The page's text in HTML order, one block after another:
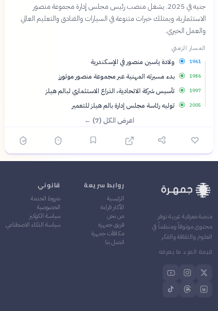
جنيه في 2025. يشغل منصب رئيس مجلس إدارة مجموعة منصور
الاستثمارية، ويمتلك خبرات متنوعة في السيارات والفنادق والتعليم العالي
والعمل الخيري.
المسار الزمني
1961 ولادة ياسين منصور في الإسكندرية
1986 بدء مسيرته المهنية عبر مجموعة منصور موتورز
1997 تأسيس شركة الاتحادية، الذراع الاستثماري لبالم هيلز
2005 توليه رئاسة مجلس إدارة بالم هيلز للتعمير
اعرض الكل (7) ←
منصة معرفية عربية توفر
محتوى موثوقاً ومنظماً في
العلوم والثقافة والفكر
قيمة المرء ما يعرفه
روابط سريعة
الرئيسية
الأكثر قراءة
من نحن
فريق جمهرة
مكافآت جمهرة
اتصل بنا
قانوني
شروط الخدمة
الخصوصية
سياسة الكوكيز
سياسة الذكاء الاصطناعي